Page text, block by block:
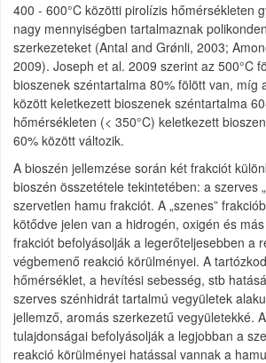
400 - 600°C közötti pirolízis hőmérsékleten
nagy mennyiségben tartalmaznak
szerkezeteket (Antal and Grǿnli, 2003;
2009). Joseph et al. 2009 szerint az 500°C
bioszenek széntartalma 80% fölött van, míg
között keletkezett bioszenek széntartalma
hőmérsékleten (< 350°C) keletkezett
60% között változik.
A bioszén jellemzése során két frakciót
bioszén összetétele tekintetében: a szerves
szervetlen hamu frakciót. A „szenes”
kötődve jelen van a hidrogén, oxigén és
frakciót befolyásolják a legerőteljesebben a
végbemenő reakció körülményei. A
hőmérséklet, a hevítési sebesség, stb
szerves szénhidrát tartalmú vegyületek
jellemző, aromás szerkezetű vegyületekké.
tulajdonságai befolyásolják a legjobban a
reakció körülményei hatással vannak a